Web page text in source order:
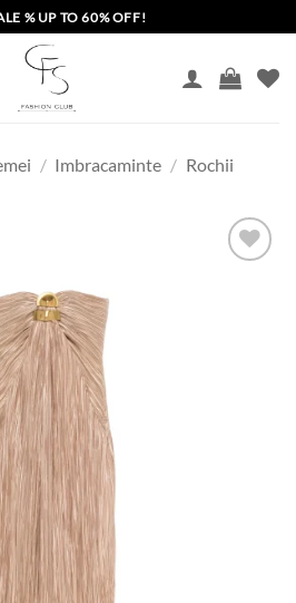
% UP TO 60% OFF!
/ Imbracaminte / Rochii